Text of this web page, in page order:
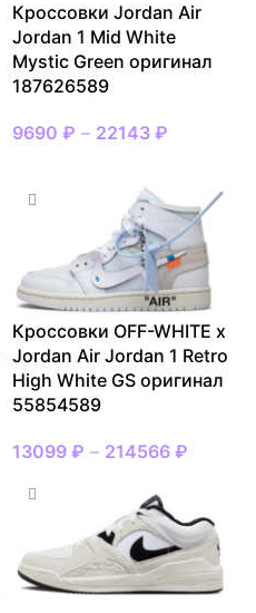
Кроссовки Jordan Air
Jordan 1 Mid White
Mystic Green оригинал
187626589
9690 ₽ – 22143 ₽
Кроссовки OFF-WHITE x
Jordan Air Jordan 1 Retro
High White GS оригинал
55854589
13099 ₽ – 214566 ₽